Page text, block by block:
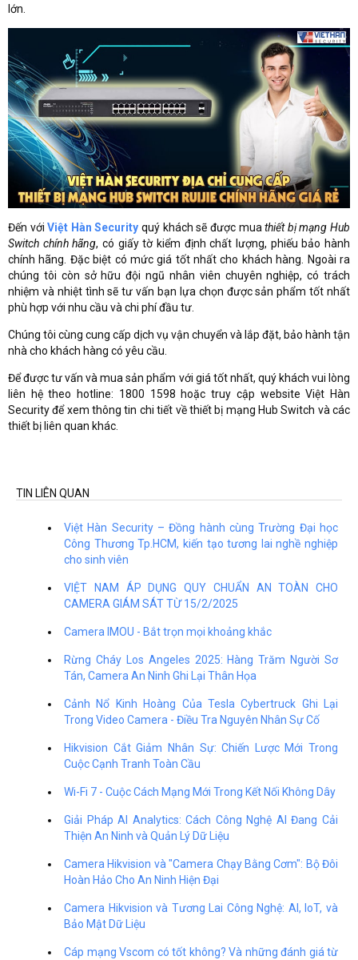
lớn.
Đến vớiViệt Hàn Security quý khách sẽ được muathiết bị mạng Hub
Switch chính hãng, có giấy tờ kiểm định chất lượng, phiếu bảo hành
chính hãng. Đặc biệt có mức giá tốt nhất cho khách hàng. Ngoài ra
chúng tôi còn sở hữu đội ngũ nhân viên chuyên nghiệp, có trách
nhiệm và nhiệt tình sẽ tư vấn bạn lựa chọn được sản phẩm tốt nhất
phù hợp với nhu cầu và chi phí đầu tư.
Chúng tôi cùng cung cấp dịch vụ vận chuyển và lắp đặt, bảo hành tận
nhà cho khách hàng có yêu cầu.
Để được tư vấn và mua sản phẩm với giá tốt nhất, quý khách vui lòng
liên hệ theo hotline: 1800 1598 hoặc truy cập website Việt Hàn
Security để xem thông tin chi tiết về thiết bị mạng Hub Switch và các
thiết bị liên quan khác.
TIN LIÊN QUAN
Việt Hàn Security – Đồng hành cùng Trường Đại học
Công Thương Tp.HCM, kiến tạo tương lai nghề nghiệp
cho sinh viên
VIỆT NAM ÁP DỤNG QUY CHUẨN AN TOÀN CHO
CAMERA GIÁM SÁT TỪ 15/2/2025
Camera IMOU - Bắt trọn mọi khoảng khắc
Rừng Cháy Los Angeles 2025: Hàng Trăm Người Sơ
Tán, Camera An Ninh Ghi Lại Thân Họa
Cảnh Nổ Kinh Hoàng Của Tesla Cybertruck Ghi Lại
Trong Video Camera - Điều Tra Nguyên Nhân Sự Cố
Hikvision Cắt Giảm Nhân Sự: Chiến Lược Mới Trong
Cuộc Cạnh Tranh Toàn Cầu
Wi-Fi 7 - Cuộc Cách Mạng Mới Trong Kết Nối Không Dây
Giải Pháp AI Analytics: Cách Công Nghệ AI Đang Cải
Thiện An Ninh và Quản Lý Dữ Liệu
Camera Hikvision và "Camera Chạy Bằng Cơm": Bộ Đôi
Hoàn Hảo Cho An Ninh Hiện Đại
Camera Hikvision và Tương Lai Công Nghệ: AI, IoT, và
Bảo Mật Dữ Liệu
Cáp mạng Vscom có tốt không? Và những đánh giá từ